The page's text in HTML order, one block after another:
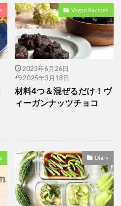
Vegan Recipes
2023年6月26日
2025年3月18日
材料4つ＆混ぜるだけ！ヴ
ィーガンナッツチョコ
Diary
ヴィーガン
マクロビ派
ヨーグルトドリンク
モーニングルーティン
ーティン
ルーティーン
ガンアイス
ベーグル
キ
ベジ牡蠣フライ
ビーガンレシピ
ハロウィンレシピ 簡単